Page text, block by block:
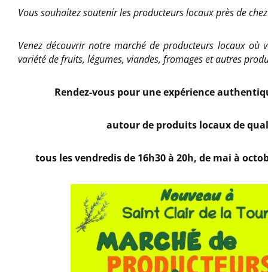
Vous souhaitez soutenir les producteurs locaux près de
Venez découvrir notre marché de producteurs locaux où
variété de fruits, légumes, viandes, fromages et autres
Rendez-vous pour une expérience
autour de produits locaux de
tous les vendredis de 16h30 à 20h, de mai à